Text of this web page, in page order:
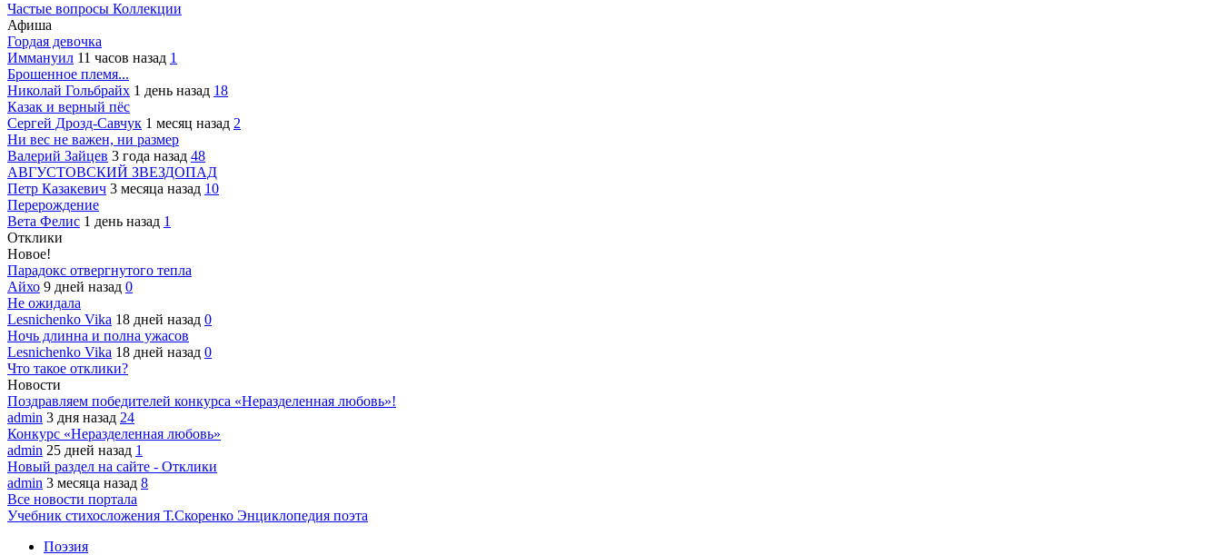
Частые вопросы Коллекции
Афиша
Гордая девочка
Иммануил 11 часов назад 1
Брошенное племя...
Николай Гольбрайх 1 день назад 18
Казак и верный пёс
Сергей Дрозд-Савчук 1 месяц назад 2
Ни вес не важен, ни размер
Валерий Зайцев 3 года назад 48
АВГУСТОВСКИЙ ЗВЕЗДОПАД
Петр Казакевич 3 месяца назад 10
Перерождение
Вета Фелис 1 день назад 1
Отклики
Новое!
Парадокс отвергнутого тепла
Айхо 9 дней назад 0
Не ожидала
Lesnichenko Vika 18 дней назад 0
Ночь длинна и полна ужасов
Lesnichenko Vika 18 дней назад 0
Что такое отклики?
Новости
Поздравляем победителей конкурса «Неразделенная любовь»!
admin 3 дня назад 24
Конкурс «Неразделенная любовь»
admin 25 дней назад 1
Новый раздел на сайте - Отклики
admin 3 месяца назад 8
Все новости портала
Учебник стихосложения Т.Скоренко Энциклопедия поэта
Поэзия